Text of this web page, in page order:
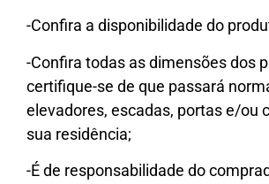
-Confira a disponibilidade do
-Confira todas as dimensões dos
certifique-se de que passará
elevadores, escadas, portas e/ou
sua residência;
-É de responsabilidade do